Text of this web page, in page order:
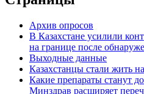
Архив опросов
В Казахстане усилили
на границе после
Выходные данные
Казахстанцы стали жить
Какие препараты станут
Минздрав расширяет